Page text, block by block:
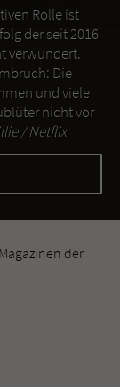
Rolle ist
der seit 2016
verwundert.
Die
und viele
nicht vor
/ Netflix
der